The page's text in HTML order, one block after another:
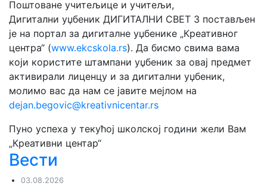
Поштоване учитељице и учитељи,
Дигитални уџбеник ДИГИТАЛНИ СВЕТ 3 постављен
је на портал за дигиталне уџбенике „Креативног
центра“ (www.ekcskola.rs). Да бисмо свима вама
који користите штампани уџбеник за овај предмет
активирали лиценцу и за дигитални уџбеник,
молимо вас да нам се јавите мејлом на
dejan.begovic@kreativnicentar.rs
Пуно успеха у текућој школској години жели Вам
„Креативни центар“
Вести
03.08.2026